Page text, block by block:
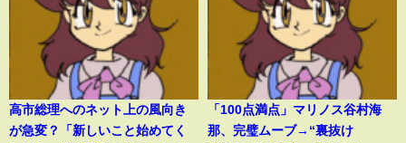
高市総理へのネット上の風向き
が急変？「新しいこと始めてく
「100点満点」マリノス谷村海
那、完璧ムーブ→“裏抜け